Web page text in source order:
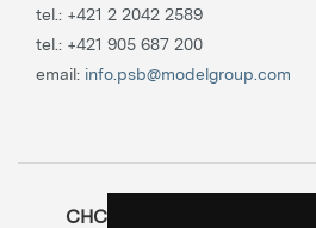
tel.: +421 2 2042 2589
tel.: +421 905 687 200
email: info.psb@modelgroup.com
CHCETE SA O OBALOCH